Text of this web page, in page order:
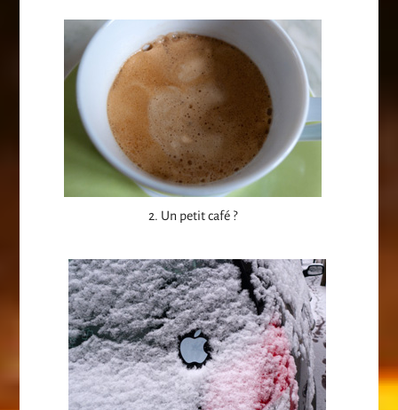
2. Un petit café ?